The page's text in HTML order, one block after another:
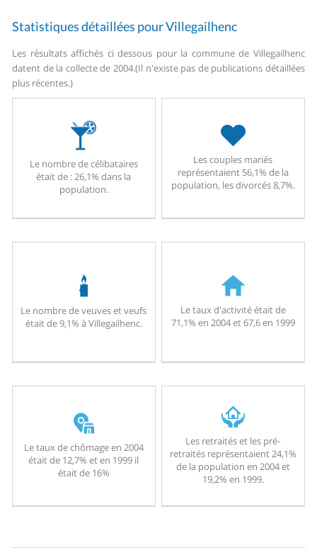
Statistiques détaillées pour Villegailhenc
Les résultats affichés ci dessous pour la commune de Villegailhenc
datent de la collecte de 2004.(Il n'existe pas de publications détaillées
plus récentes.)
Le nombre de célibataires
était de : 26,1% dans la
population.
Les couples mariés
représentaient 56,1% de la
population, les divorcés 8,7%.
Le nombre de veuves et veufs
était de 9,1% à Villegailhenc.
Le taux d'activité était de
71,1% en 2004 et 67,6 en 1999
Le taux de chômage en 2004
était de 12,7% et en 1999 il
était de 16%
Les retraités et les pré-
retraités représentaient 24,1%
de la population en 2004 et
19,2% en 1999.